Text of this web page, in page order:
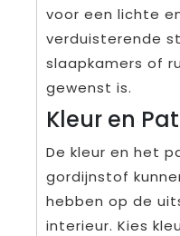
voor een lichte
verduisterende
slaapkamers of
gewenst is.
Kleur en
De kleur en het
gordijnstof
hebben op de
interieur. Kies